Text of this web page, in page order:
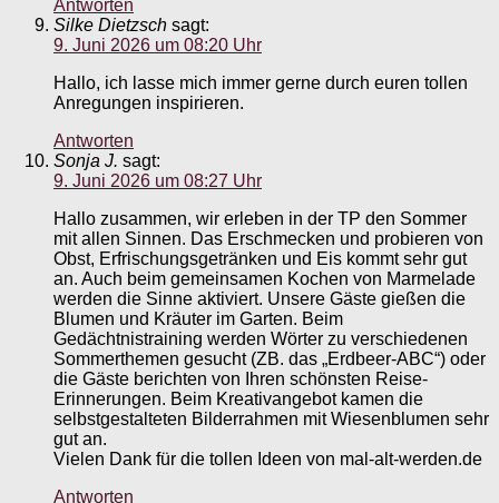
Antworten
Silke Dietzsch sagt:
9. Juni 2026 um 08:20 Uhr
Hallo, ich lasse mich immer gerne durch euren tollen
Anregungen inspirieren.
Antworten
Sonja J. sagt:
9. Juni 2026 um 08:27 Uhr
Hallo zusammen, wir erleben in der TP den Sommer
mit allen Sinnen. Das Erschmecken und probieren von
Obst, Erfrischungsgetränken und Eis kommt sehr gut
an. Auch beim gemeinsamen Kochen von Marmelade
werden die Sinne aktiviert. Unsere Gäste gießen die
Blumen und Kräuter im Garten. Beim
Gedächtnistraining werden Wörter zu verschiedenen
Sommerthemen gesucht (ZB. das „Erdbeer-ABC“) oder
die Gäste berichten von Ihren schönsten Reise-
Erinnerungen. Beim Kreativangebot kamen die
selbstgestalteten Bilderrahmen mit Wiesenblumen sehr
gut an.
Vielen Dank für die tollen Ideen von mal-alt-werden.de
Antworten